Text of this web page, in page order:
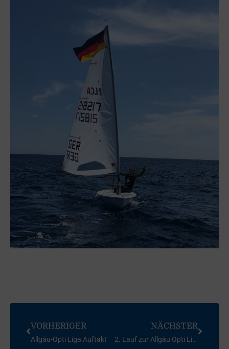
VORHERIGER
Allgäu-Opti Liga Auftakt
NÄCHSTER
2. Lauf zur Allgäu Opti Liga